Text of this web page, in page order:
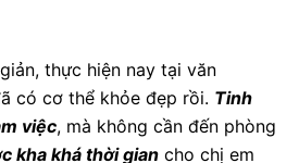
thực hiện nay tại văn
có cơ thể khỏe đẹp rồi. Tinh
việc, mà không cần đến phòng
kha khá thời gian cho chị em